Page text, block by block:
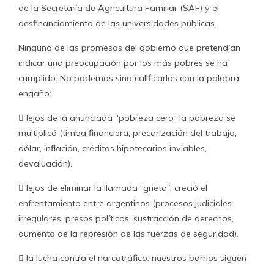
de la Secretaría de Agricultura Familiar (SAF) y el
desfinanciamiento de las universidades públicas.
Ninguna de las promesas del gobierno que pretendían
indicar una preocupación por los más pobres se ha
cumplido. No podemos sino calificarlas con la palabra
engaño:
 lejos de la anunciada “pobreza cero” la pobreza se
multiplicó (timba financiera, precarización del trabajo,
dólar, inflación, créditos hipotecarios inviables,
devaluación).
 lejos de eliminar la llamada “grieta”, creció el
enfrentamiento entre argentinos (procesos judiciales
irregulares, presos políticos, sustracción de derechos,
aumento de la represión de las fuerzas de seguridad).
 la lucha contra el narcotráfico: nuestros barrios siguen